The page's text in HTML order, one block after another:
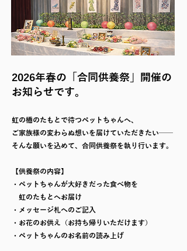
2026年春の「合同供養祭」開催の
お知らせです。
虹の橋のたもとで待つペットちゃんへ、
ご家族様の変わらぬ想いを届けていただきたい──
そんな願いを込めて、合同供養祭を執り行います。
【供養祭の内容】
・ペットちゃんが大好きだった食べ物を
虹のたもとへお届け
・メッセージ札へのご記入
・お花のお供え（お持ち帰りいただけます）
・ペットちゃんのお名前の読み上げ